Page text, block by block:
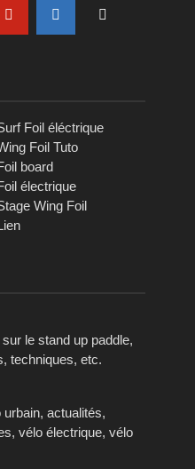
Foil éléctrique
Foil Tuto
board
électrique
Wing Foil
le stand up paddle,
techniques, etc.
actualités,
vélo électrique, vélo